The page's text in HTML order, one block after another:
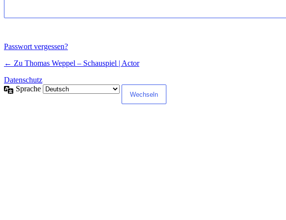
Passwort vergessen?
← Zu Thomas Weppel – Schauspiel | Actor
Datenschutz
Sprache